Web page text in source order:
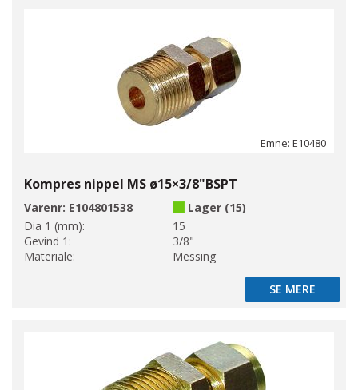
Emne: E10480
Kompres nippel MS ø15×3/8"BSPT
Varenr: E104801538
Lager (15)
Dia 1 (mm):
15
Gevind 1:
3/8"
Materiale:
Messing
SE MERE
SE MERE